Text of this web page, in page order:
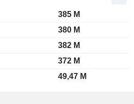
385 M
380 M
382 M
372 M
49,47 M